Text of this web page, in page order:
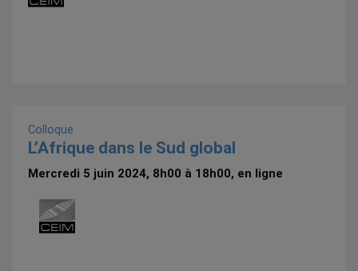
Colloque
L’Afrique dans le Sud global
Mercredi 5 juin 2024, 8h00 à 18h00, en ligne